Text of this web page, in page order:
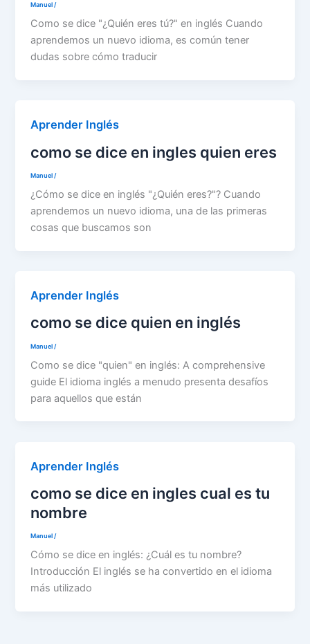
Manuel/
Como se dice "¿Quién eres tú?" en inglés Cuando
aprendemos un nuevo idioma, es común tener
dudas sobre cómo traducir
Aprender Inglés
como se dice en ingles quien eres
Manuel/
¿Cómo se dice en inglés "¿Quién eres?"? Cuando
aprendemos un nuevo idioma, una de las primeras
cosas que buscamos son
Aprender Inglés
como se dice quien en inglés
Manuel/
Como se dice "quien" en inglés: A comprehensive
guide El idioma inglés a menudo presenta desafíos
para aquellos que están
Aprender Inglés
como se dice en ingles cual es tu
nombre
Manuel/
Cómo se dice en inglés: ¿Cuál es tu nombre?
Introducción El inglés se ha convertido en el idioma
más utilizado